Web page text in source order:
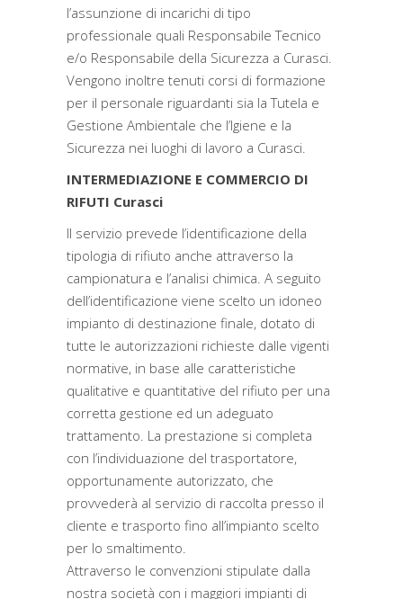
l’assunzione di incarichi di tipo
professionale quali Responsabile Tecnico
e/o Responsabile della Sicurezza a Curasci.
Vengono inoltre tenuti corsi di formazione
per il personale riguardanti sia la Tutela e
Gestione Ambientale che l’Igiene e la
Sicurezza nei luoghi di lavoro a Curasci.
INTERMEDIAZIONE E COMMERCIO DI
RIFUTI Curasci
Il servizio prevede l’identificazione della
tipologia di rifiuto anche attraverso la
campionatura e l’analisi chimica. A seguito
dell’identificazione viene scelto un idoneo
impianto di destinazione finale, dotato di
tutte le autorizzazioni richieste dalle vigenti
normative, in base alle caratteristiche
qualitative e quantitative del rifiuto per una
corretta gestione ed un adeguato
trattamento. La prestazione si completa
con l’individuazione del trasportatore,
opportunamente autorizzato, che
provvederà al servizio di raccolta presso il
cliente e trasporto fino all’impianto scelto
per lo smaltimento.
Attraverso le convenzioni stipulate dalla
nostra società con i maggiori impianti di